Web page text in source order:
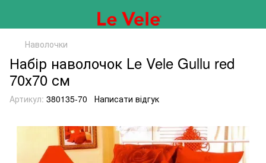
Наволочки
Набір наволочок Le Vele Gullu red
70х70 см
Артикул: 380135-70 Написати відгук